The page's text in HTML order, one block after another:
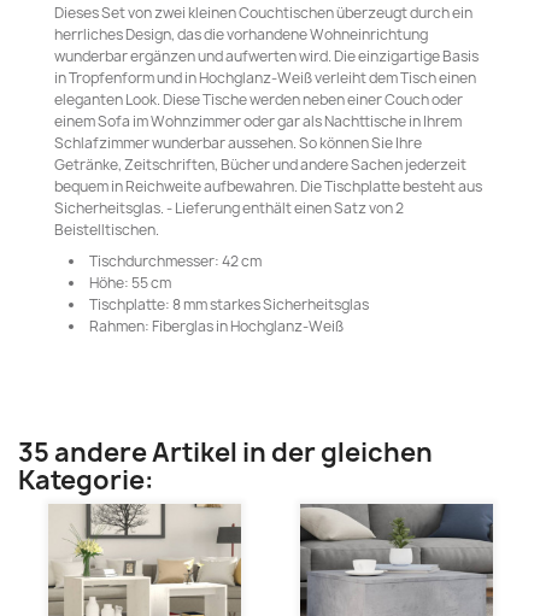
Dieses Set von zwei kleinen Couchtischen überzeugt durch ein
herrliches Design, das die vorhandene Wohneinrichtung
wunderbar ergänzen und aufwerten wird. Die einzigartige Basis
in Tropfenform und in Hochglanz-Weiß verleiht dem Tisch einen
eleganten Look. Diese Tische werden neben einer Couch oder
einem Sofa im Wohnzimmer oder gar als Nachttische in Ihrem
Schlafzimmer wunderbar aussehen. So können Sie Ihre
Getränke, Zeitschriften, Bücher und andere Sachen jederzeit
bequem in Reichweite aufbewahren. Die Tischplatte besteht aus
Sicherheitsglas. - Lieferung enthält einen Satz von 2
Beistelltischen.
Tischdurchmesser: 42 cm
Höhe: 55 cm
Tischplatte: 8 mm starkes Sicherheitsglas
Rahmen: Fiberglas in Hochglanz-Weiß
35 andere Artikel in der gleichen
Kategorie: